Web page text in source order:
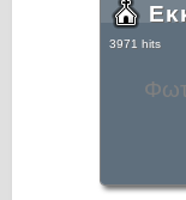
3971 hits